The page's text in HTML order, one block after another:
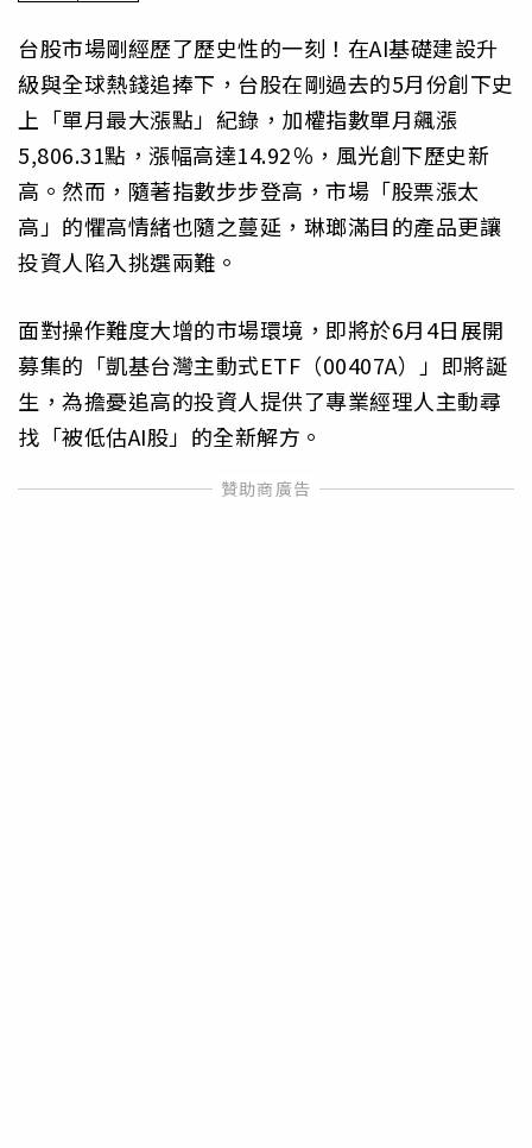
台股市場剛經歷了歷史性的一刻！在AI基礎建設升
級與全球熱錢追捧下，台股在剛過去的5月份創下史
上「單月最大漲點」紀錄，加權指數單月飆漲
5,806.31點，漲幅高達14.92％，風光創下歷史新
高。然而，隨著指數步步登高，市場「股票漲太
高」的懼高情緒也隨之蔓延，琳瑯滿目的產品更讓
投資人陷入挑選兩難。
面對操作難度大增的市場環境，即將於6月4日展開
募集的「凱基台灣主動式ETF（00407A）」即將誕
生，為擔憂追高的投資人提供了專業經理人主動尋
找「被低估AI股」的全新解方。